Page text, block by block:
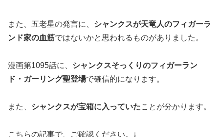
また、五老星の発言に、 シャンクスが天竜人のフィガーラ
ンド家の血筋ではないかと思われるものがありました。
漫画第1095話に、 シャンクスそっくりのフィガーラン
ド・ガーリング聖登場で確信的になります。
また、 シャンクスが宝箱に入っていたことが分かります。
こちらの記事で、ご確認ください。↓